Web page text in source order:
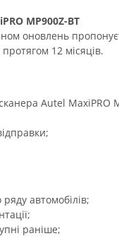
MP900Z-BT
оновлень
12 місяців.
Autel MaxiPRO
автомобілів;
раніше;